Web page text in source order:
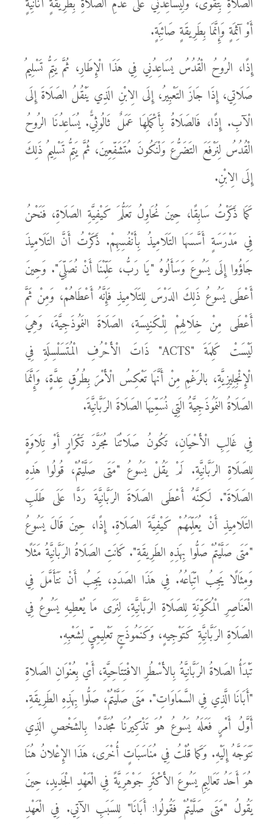
الصَلَاةِ بِتَقْوَى، وَلِيُسَاعِدَنِي عَلَى عَدَمِ الصَلَاةِ بِطَرِيقَةٍ أَنَانِيَّةٍ
أَوْ آثِمَةٍ وَإِنَّمَا بِطَرِيقَةٍ صَائِبَةٍ.
إِذًا، الرُوحُ الْقُدُسُ يُسَاعِدُنِي فِي هَذَا الْإِطَارِ، ثُمَّ يَتِمُّ تَسْلِيمُ
صَلَاتِي، إِذَا جَازَ التَعْبِيرُ، إِلَى الِابْنِ الَذِي يَنْقُلُ الصَلَاةَ إِلَى
الْآبِ. إِذًا، فَالصَلَاةُ بِأَكْمَلِهَا عَمَلٌ ثَالُوثِيٌّ. يُسَاعِدُنَا الرُوحُ
الْقُدُسُ لِنَرْفَعَ التَضَرُّعَ وَلْنَكُونَ مُتَشَفِّعِينَ، ثُمَّ يَتِمُّ تَسْلِيمُ ذَلِكَ
إِلَى الِابْنِ.
كَمَا ذَكَرْتُ سَابِقًا، حِينَ نُحَاوِلُ تَعَلُّمَ كَيْفِيَّةِ الصَلَاةِ، فَنَحْنُ
فِي مَدْرَسَةٍ أَسَّسَهَا التَلَامِيذُ بِأَنْفُسِهِمْ. ذَكَرْتُ أَنَّ التَلَامِيذَ
جَاؤُوا إِلَى يَسُوعَ وَسَأَلُوهُ "يَا رَبُّ، عَلِّمْنَا أَنْ نُصَلِّيَ". وَحِينَ
أَعْطَى يَسُوعُ ذَلِكَ الدَرْسَ لِلتَلَامِيذِ فَإِنَّهُ أَعْطَاهُمْ، وَمِنْ ثَمَّ
أَعْطَى مِنْ خِلَالِهِمْ لِلْكَنِيسَةِ، الصَلَاةَ النَمُوذَجِيَّةَ، وَهِيَ
لَيْسَتْ كَلِمَةَ "ACTS" ذَاتَ الْأَحْرُفِ الْمُتَسَلْسِلَةِ فِي
الْإِنْجِلِيزِيَّةِ، بالرَغْمِ مِنْ أَنَّهَا تَعْكِسُ الْأَمْرَ بِطُرُقٍ عِدَّةٍ، وَإِنَّمَا
الصَلَاةُ النَمُوذَجِيَّةُ الَتِي نُسَمِّيهَا الصَلَاةَ الرَبَّانِيَّةَ.
فِي غَالِبِ الْأَحْيَانِ، تَكُونُ صَلَاتُنَا مُجَرَّدَ تَكْرَارٍ أَوْ تِلَاوَةٍ
لِلصَلَاةِ الرَبَّانِيَّةِ. لَمْ يَقُلْ يَسُوعُ "مَتَى صَلَّيْتُمْ، قُولُوا هَذِهِ
الصَلَاةَ". لَكِنَّهُ أَعْطَى الصَلَاةَ الرَبَّانِيَّةَ رَدًّا عَلَى طَلَبِ
التَلَامِيذِ أَنْ يُعَلِّمَهُمْ كَيْفِيَّةَ الصَلَاةِ. إِذًا، حِينَ قَالَ يَسُوعُ
"مَتَى صَلَّيْتُمْ صَلُّوا بِهَذِهِ الطَرِيقَةِ". كَانَتِ الصَلَاةُ الرَبَّانِيَّةُ مَثَلًا
وَمِثَالًا يَجِبُ اتِّبَاعُهُ. فِي هَذَا الصَدَدِ، يَجِبُ أَنْ نَتَأَمَّلَ فِي
الْعَنَاصِرِ الْمُكَوِّنَةِ لِلصَلَاةِ الرَبَّانِيَّةِ، لِنَرَى مَا يُعْطِيهِ يَسُوعُ فِي
الصَلَاةِ الرَبَّانِيَّةِ كَتَوْجِيهٍ، وَكَنَمُوذَجٍ تَعْلِيمِيٍّ لِشَعْبِهِ.
تَبْدَأُ الصَلاةُ الرَبَّانِيَّةُ بِالأَسْطُرِ الافْتِتَاحِيَّةِ، أَيْ بِعُنْوَانِ الصَلاةِ
"أَبَانَا الَّذِي فِي السَّمَاوَاتِ". مَتَى صَلَّيْتُمْ، صَلُّوا بِهَذِهِ الطَرِيقَةِ.
أَوَّلُ أَمْرٍ فَعَلَهُ يَسُوعُ هُوَ تَذْكِيرُنَا مُجَدَّدًا بِالشَخْصِ الَذِي
نَتَوَجَّهُ إِلَيْهِ. وَكَما قُلْتُ فِي مُنَاسَبَاتٍ أُخْرَى، هَذَا الإِعْلانُ هُنَا
هُوَ أَحَدُ تَعَالِيمِ يَسُوعَ الأَكْثَرِ جَوْهَرِيَّةً فِي الْعَهْدِ الْجَدِيدِ، حِينَ
يَقُولُ "مَتَى صَلَّيْتُمْ فَقُولُوا: أَبَانَا" لِلسَبَبِ الآتِي. فِي الْعَهْدِ